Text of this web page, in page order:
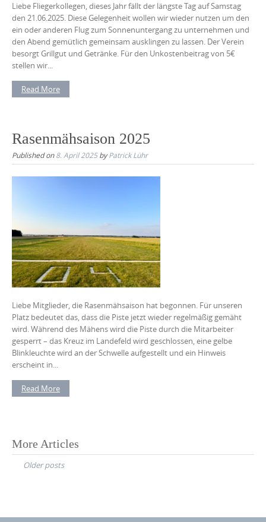
Liebe Fliegerkollegen, dieses Jahr fällt der längste Tag auf Samstag
den 21.06.2025. Diese Gelegenheit wollen wir wieder nutzen um den
ein oder anderen Flug zum Sonnenuntergang zu unternehmen und
den Abend gemütlich gemeinsam ausklingen zu lassen. Der Verein
besorgt Grillgut und Getränke. Für den Unkostenbeitrag von 5€
stellen wir...
Read More
Rasenmähsaison 2025
Published on8. April 2025byPatrick Lühr
Liebe Mitglieder, die Rasenmähsaison hat begonnen. Für unseren
Platz bedeutet das, dass die Piste jetzt wieder regelmäßig gemäht
wird. Während des Mähens wird die Piste durch die Mitarbeiter
gesperrt – das Kreuz im Landefeld wird geschlossen, eine gelbe
Blinkleuchte wird an der Schwelle aufgestellt und ein Hinweis
erscheint in...
Read More
Posts
navigation
More Articles
Older posts